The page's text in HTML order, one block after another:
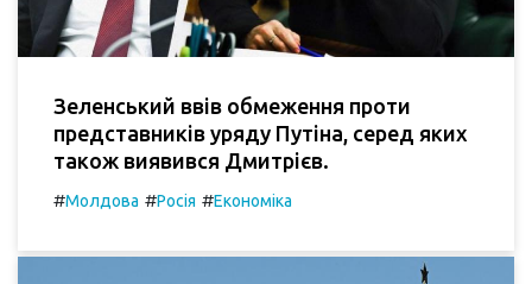
Зеленський ввів обмеження проти
представників уряду Путіна, серед яких
також виявився Дмитрієв.
#Молдова #Росія #Економіка